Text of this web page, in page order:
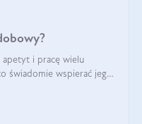
apetyt i pracę wielu
świadomie wspierać jego